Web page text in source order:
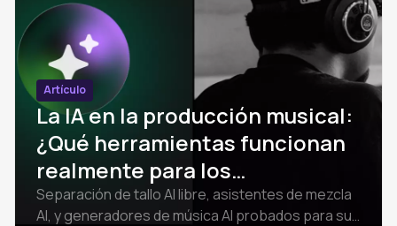
Artículo
La IA en la producción musical:
¿Qué herramientas funcionan
realmente para los
profesionales?
Separación de tallo AI libre, asistentes de mezcla
AI, y generadores de música AI probados para su